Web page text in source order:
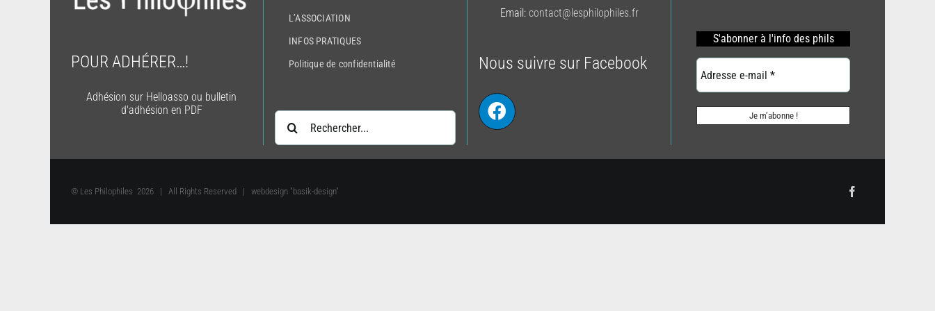
POUR ADHÉRER…!
Adhésion sur Helloasso ou bulletin
d'adhésion en PDF
L’ASSOCIATION
INFOS PRATIQUES
Politique de confidentialité
Rechercher:
Email: contact@lesphilophiles.fr
Nous suivre sur Facebook
S'abonner à l'info des phils
© Les Philophiles 2026 | All Rights Reserved | webdesign "basik-design" Facebook